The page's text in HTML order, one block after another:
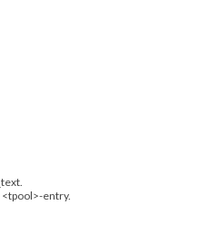
text.
<tpool>-entry.